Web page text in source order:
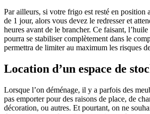
Par ailleurs, si votre frigo est resté en position
de 1 jour, alors vous devez le redresser et
heures avant de le brancher. Ce faisant,
pourra se stabiliser complètement dans le
permettra de limiter au maximum les risques
Location d’un espace de
Lorsque l’on déménage, il y a parfois des
pas emporter pour des raisons de place, de
décoration, ou autres. Et pourtant, on ne